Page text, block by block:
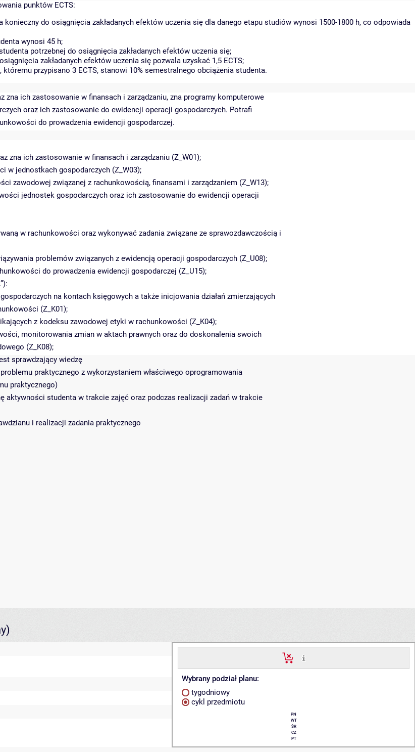
punktów ECTS:
konieczny do osiągnięcia zakładanych efektów uczenia się dla danego etapu studiów wynosi 1500-1800 h, co odpowiada
wynosi 45 h;
potrzebnej do osiągnięcia zakładanych efektów uczenia się;
zakładanych efektów uczenia się pozwala uzyskać 1,5 ECTS;
przypisano 3 ECTS, stanowi 10% semestralnego obciążenia studenta.
zna ich zastosowanie w finansach i zarządzaniu, zna programy komputerowe
oraz ich zastosowanie do ewidencji operacji gospodarczych. Potrafi
do prowadzenia ewidencji gospodarczej.
zna ich zastosowanie w finansach i zarządzaniu (Z_W01);
w jednostkach gospodarczych (Z_W03);
zawodowej związanej z rachunkowością, finansami i zarządzaniem (Z_W13);
jednostek gospodarczych oraz ich zastosowanie do ewidencji operacji
w rachunkowości oraz wykonywać zadania związane ze sprawozdawczością i
problemów związanych z ewidencją operacji gospodarczych (Z_U08);
do prowadzenia ewidencji gospodarczej (Z_U15);
na kontach księgowych a także inicjowania działań zmierzających
(Z_K01);
z kodeksu zawodowej etyki w rachunkowości (Z_K04);
monitorowania zmian w aktach prawnych oraz do doskonalenia swoich
(Z_K08);
sprawdzający wiedzę
praktycznego z wykorzystaniem właściwego oprogramowania
praktycznego)
aktywności studenta w trakcie zajęć oraz podczas realizacji zadań w trakcie
i realizacji zadania praktycznego
Wybrany podział planu:
tygodniowy
cykl przedmiotu
PN
WT
ŚR
CZ
PT